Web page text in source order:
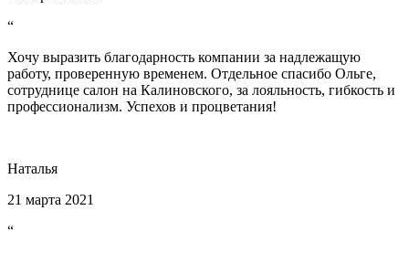
“
Хочу выразить благодарность компании за надлежащую
работу, проверенную временем. Отдельное спасибо Ольге,
сотруднице салон на Калиновского, за лояльность, гибкость и
профессионализм. Успехов и процветания!
Наталья
21 марта 2021
“